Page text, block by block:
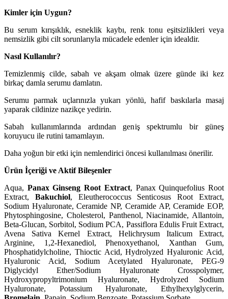
Kimler için Uygun?
Bu serum kırışıklık, esneklik kaybı, renk tonu eşitsizlikleri veya
nemsizlik gibi cilt sorunlarıyla mücadele edenler için idealdir.
Nasıl Kullanılır?
Temizlenmiş cilde, sabah ve akşam olmak üzere günde iki kez
birkaç damla serumu damlatın.
Serumu parmak uçlarınızla yukarı yönlü, hafif baskılarla masaj
yaparak cildinize nazikçe yedirin.
Sabah kullanımlarında ardından geniş spektrumlu bir güneş
koruyucu ile rutini tamamlayın.
Daha yoğun bir etki için nemlendirici öncesi kullanılması önerilir.
Ürün İçeriği ve Aktif Bileşenler
Aqua, Panax Ginseng Root Extract, Panax Quinquefolius Root
Extract, Bakuchiol, Eleutherococcus Senticosus Root Extract,
Sodium Hyaluronate, Ceramide NP, Ceramide AP, Ceramide EOP,
Phytosphingosine, Cholesterol, Panthenol, Niacinamide, Allantoin,
Beta-Glucan, Sorbitol, Sodium PCA, Passiflora Edulis Fruit Extract,
Avena Sativa Kernel Extract, Helichrysum Italicum Extract,
Arginine, 1,2-Hexanediol, Phenoxyethanol, Xanthan Gum,
Phosphatidylcholine, Thioctic Acid, Hydrolyzed Hyaluronic Acid,
Hyaluronic Acid, Sodium Acetylated Hyaluronate, PEG-9
Diglycidyl Ether/Sodium Hyaluronate Crosspolymer,
Hydroxypropyltrimonium Hyaluronate, Hydrolyzed Sodium
Hyaluronate, Potassium Hyaluronate, Ethylhexylglycerin,